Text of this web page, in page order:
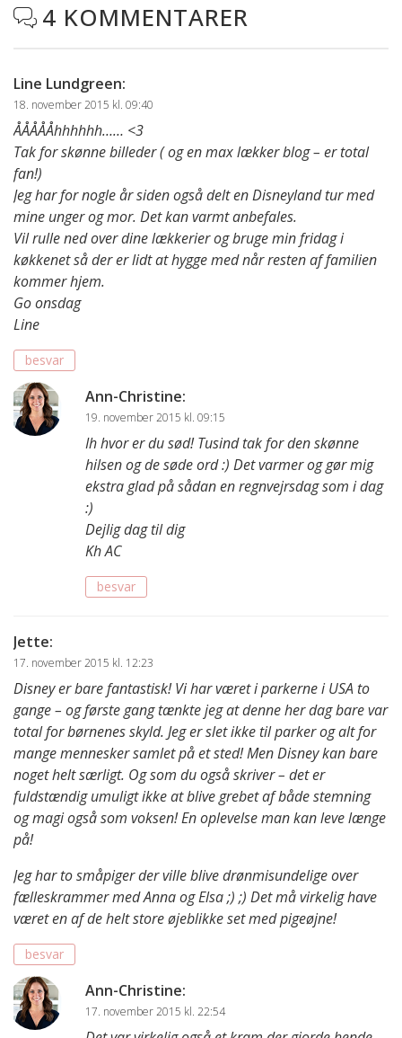
 4 KOMMENTARER
Line Lundgreen:
18. november 2015 kl. 09:40
ÅÅÅÅÅhhhhhh…… <3
Tak for skønne billeder ( og en max lækker blog – er total
fan!)
Jeg har for nogle år siden også delt en Disneyland tur med
mine unger og mor. Det kan varmt anbefales.
Vil rulle ned over dine lækkerier og bruge min fridag i
køkkenet så der er lidt at hygge med når resten af familien
kommer hjem.
Go onsdag
Line
besvar
Ann-Christine:
19. november 2015 kl. 09:15
Ih hvor er du sød! Tusind tak for den skønne
hilsen og de søde ord :) Det varmer og gør mig
ekstra glad på sådan en regnvejrsdag som i dag
:)
Dejlig dag til dig
Kh AC
besvar
Jette:
17. november 2015 kl. 12:23
Disney er bare fantastisk! Vi har været i parkerne i USA to
gange – og første gang tænkte jeg at denne her dag bare var
total for børnenes skyld. Jeg er slet ikke til parker og alt for
mange mennesker samlet på et sted! Men Disney kan bare
noget helt særligt. Og som du også skriver – det er
fuldstændig umuligt ikke at blive grebet af både stemning
og magi også som voksen! En oplevelse man kan leve længe
på!
Jeg har to småpiger der ville blive drønmisundelige over
fælleskrammer med Anna og Elsa ;) ;) Det må virkelig have
været en af de helt store øjeblikke set med pigeøjne!
besvar
Ann-Christine:
17. november 2015 kl. 22:54